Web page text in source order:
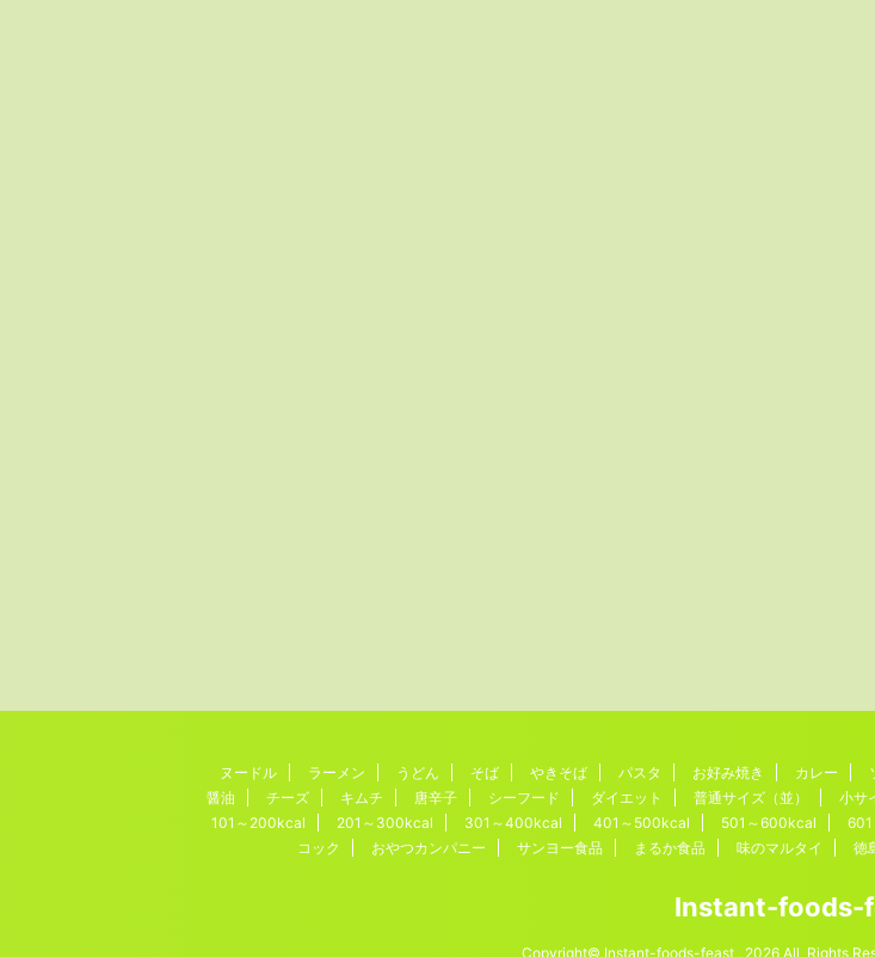
ヌードル ラーメン うどん そば やきそば パスタ お好み焼き カレー
醤油
チーズ キムチ 唐辛子 シーフード ダイエット 普通サイズ（並） 小サ
101～200kcal
201～300kcal 301～400kcal 401～500kcal 501～600kcal
コック
おやつカンパニー サンヨー食品 まるか食品 味のマルタイ 徳
Instant-foods-
Copyright© Instant-foods-feast , 2026 All Rights